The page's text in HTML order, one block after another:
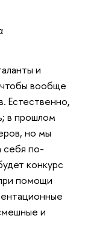
и
вообще
Естественно,
в прошлом
но мы
себя по-
конкурс
помощи
и